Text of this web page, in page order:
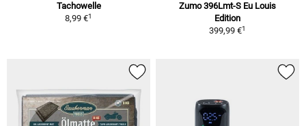
Tachowelle
8,99 €1
Zumo 396Lmt-S Eu Louis
Edition
399,99 €1